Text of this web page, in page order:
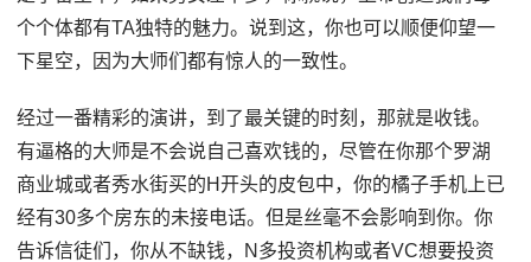
个个体都有TA独特的魅力。说到这，你也可以顺便仰望一
下星空，因为大师们都有惊人的一致性。
经过一番精彩的演讲，到了最关键的时刻，那就是收钱。
有逼格的大师是不会说自己喜欢钱的，尽管在你那个罗湖
商业城或者秀水街买的H开头的皮包中，你的橘子手机上已
经有30多个房东的未接电话。但是丝毫不会影响到你。你
告诉信徒们，你从不缺钱，N多投资机构或者VC想要投资